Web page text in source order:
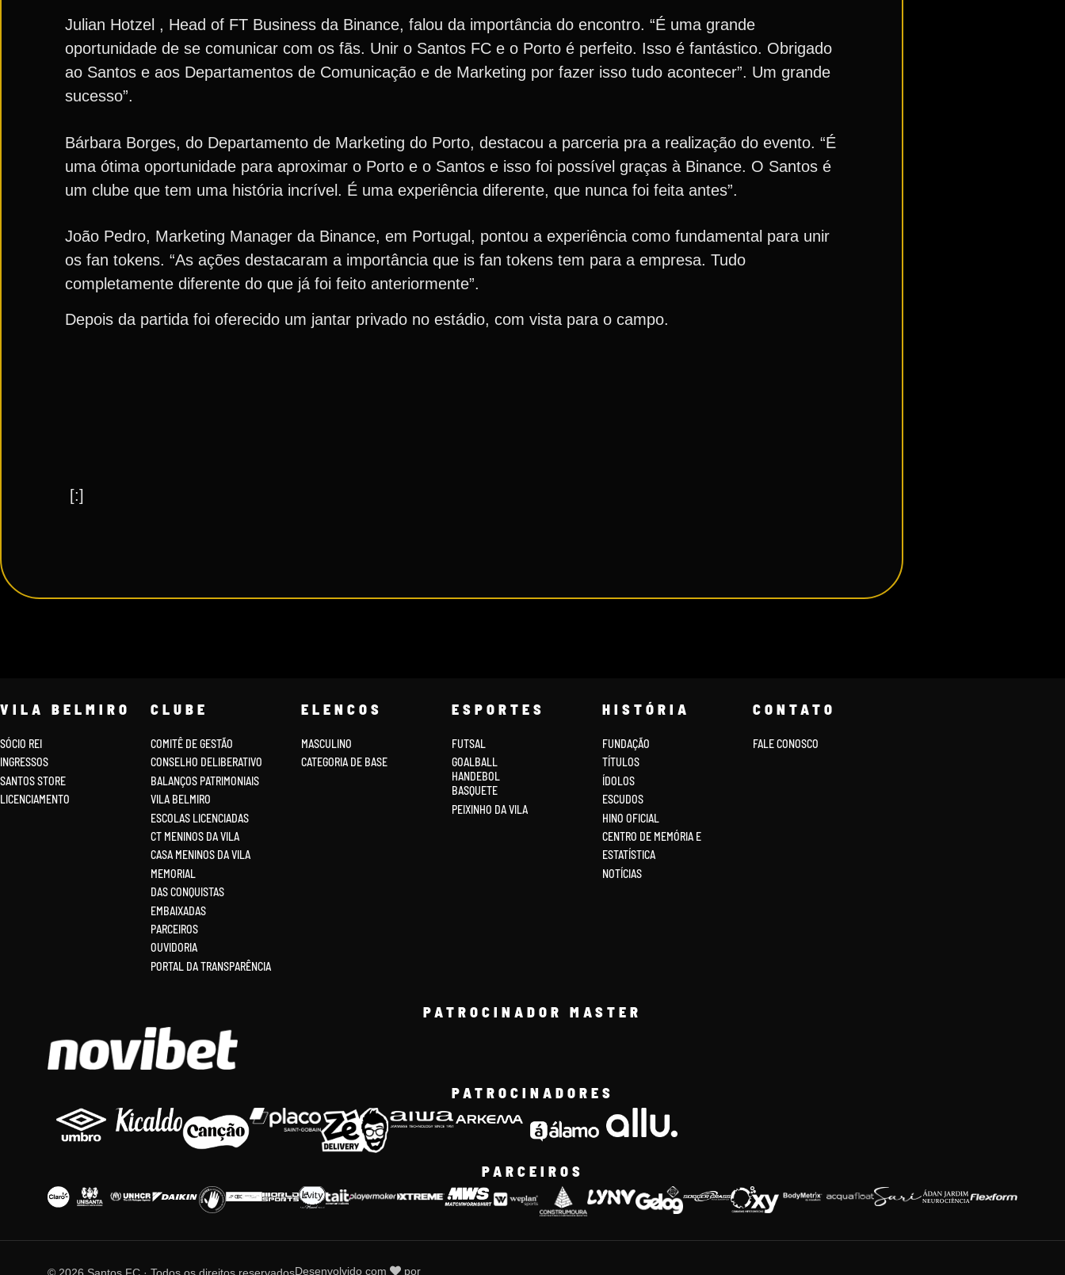
Julian Hotzel , Head of FT Business da Binance, falou da importância do encontro. “É uma grande
oportunidade de se comunicar com os fãs. Unir o Santos FC e o Porto é perfeito. Isso é fantástico. Obrigado
ao Santos e aos Departamentos de Comunicação e de Marketing por fazer isso tudo acontecer”. Um grande
sucesso”.
Bárbara Borges, do Departamento de Marketing do Porto, destacou a parceria pra a realização do evento. “É
uma ótima oportunidade para aproximar o Porto e o Santos e isso foi possível graças à Binance. O Santos é
um clube que tem uma história incrível. É uma experiência diferente, que nunca foi feita antes”.
João Pedro, Marketing Manager da Binance, em Portugal, pontou a experiência como fundamental para unir
os fan tokens. “As ações destacaram a importância que is fan tokens tem para a empresa. Tudo
completamente diferente do que já foi feito anteriormente”.
Depois da partida foi oferecido um jantar privado no estádio, com vista para o campo.
[:]
VILA BELMIRO
SÓCIO REI
INGRESSOS
SANTOS STORE
LICENCIAMENTO
CLUBE
COMITÊ DE GESTÃO
CONSELHO DELIBERATIVO
BALANÇOS PATRIMONIAIS
VILA BELMIRO
ESCOLAS LICENCIADAS
CT MENINOS DA VILA
CASA MENINOS DA VILA
MEMORIAL
DAS CONQUISTAS
EMBAIXADAS
PARCEIROS
OUVIDORIA
PORTAL DA TRANSPARÊNCIA
ELENCOS
MASCULINO
CATEGORIA DE BASE
ESPORTES
FUTSAL
GOALBALL
HANDEBOL
BASQUETE
PEIXINHO DA VILA
HISTÓRIA
FUNDAÇÃO
TÍTULOS
ÍDOLOS
ESCUDOS
HINO OFICIAL
CENTRO DE MEMÓRIA E
ESTATÍSTICA
NOTÍCIAS
CONTATO
FALE CONOSCO
PATROCINADOR MASTER
PATROCINADORES
PARCEIROS
© 2026 Santos FC · Todos os direitos reservadosDesenvolvido com por